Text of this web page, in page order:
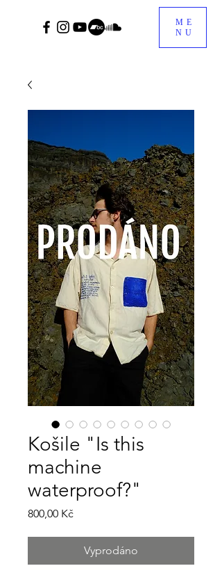
ME
NU
Košile "Is this
machine
waterproof?"
800,00 KčCena
Vyprodáno